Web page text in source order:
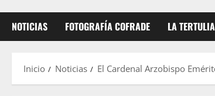
NOTICIAS FOTOGRAFÍA COFRADE LA TERTULIA
Inicio Noticias El Cardenal Arzobispo